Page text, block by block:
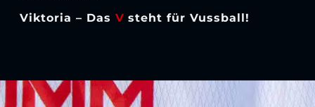
Viktoria – Das V steht für Vussball!